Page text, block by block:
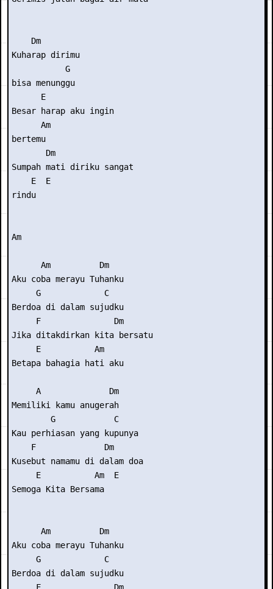
    Dm
Kuharap dirimu
           G
bisa menunggu
      E
Besar harap aku ingin
      Am
bertemu
       Dm
Sumpah mati diriku sangat
    E  E
rindu
Am
      Am          Dm
Aku coba merayu Tuhanku
     G             C
Berdoa di dalam sujudku
     F               Dm
Jika ditakdirkan kita bersatu
     E           Am
Betapa bahagia hati aku
     A              Dm
Memiliki kamu anugerah
        G            C
Kau perhiasan yang kupunya
    F              Dm
Kusebut namamu di dalam doa
     E           Am  E
Semoga Kita Bersama
      Am          Dm
Aku coba merayu Tuhanku
     G             C
Berdoa di dalam sujudku